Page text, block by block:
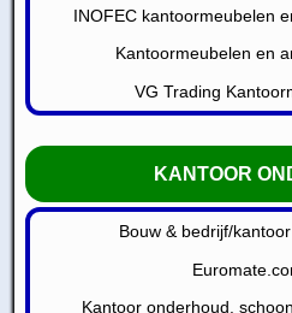
INOFEC kantoormeubelen
Kantoormeubelen en
VG Trading
KANTOOR
Bouw & bedrijf/
Kantoor onderhoud.